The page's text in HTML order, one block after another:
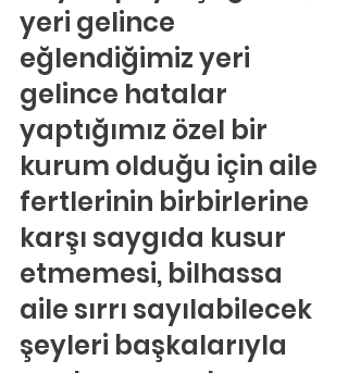
yeri gelince
eğlendiğimiz yeri
gelince hatalar
yaptığımız özel bir
kurum olduğu için aile
fertlerinin birbirlerine
karşı saygıda kusur
etmemesi, bilhassa
aile sırrı sayılabilecek
şeyleri başkalarıyla